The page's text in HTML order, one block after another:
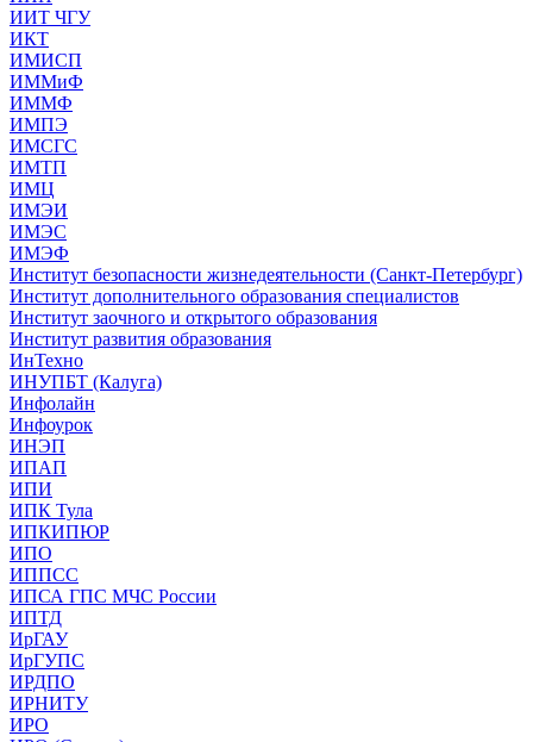
ИИТ ЧГУ
ИКТ
ИМИСП
ИММиФ
ИММФ
ИМПЭ
ИМСГС
ИМТП
ИМЦ
ИМЭИ
ИМЭС
ИМЭФ
Институт безопасности жизнедеятельности (Санкт-Петербург)
Институт дополнительного образования специалистов
Институт заочного и открытого образования
Институт развития образования
ИнТехно
ИНУПБТ (Калуга)
Инфолайн
Инфоурок
ИНЭП
ИПАП
ИПИ
ИПК Тула
ИПКИПЮР
ИПО
ИППСС
ИПСА ГПС МЧС России
ИПТД
ИрГАУ
ИрГУПС
ИРДПО
ИРНИТУ
ИРО